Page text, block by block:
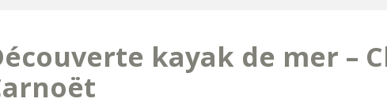
kayak de mer –